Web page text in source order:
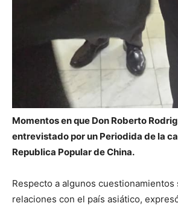
Momentos en que Don Roberto
entrevistado por un Periodida de la
Republica Popular de China.
Respecto a algunos cuestionamientos
relaciones con el país asiático,